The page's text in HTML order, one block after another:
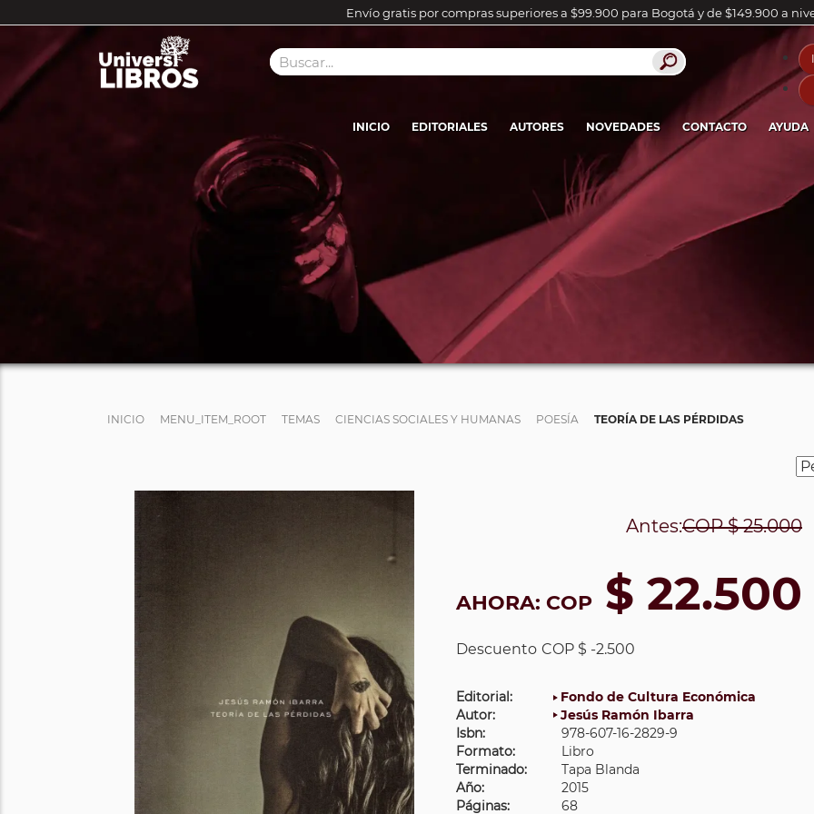
Envío gratis por compras superiores a $99.900 para Bogotá y de $149.900 a
INICIO EDITORIALES AUTORES NOVEDADES CONTACTO AYUDA
INICIO MENU_ITEM_ROOT TEMAS CIENCIAS SOCIALES Y HUMANAS POESÍA TEORÍA DE LAS PÉRDIDAS
Antes:COP$ 25.000
AHORA: COP $ 22.500
Descuento COP $ -2.500
Editorial:
Fondo de Cultura Económica
Autor:
Jesús Ramón Ibarra
Isbn:
978-607-16-2829-9
Formato:
Libro
Terminado:
Tapa Blanda
Año:
2015
Páginas:
68